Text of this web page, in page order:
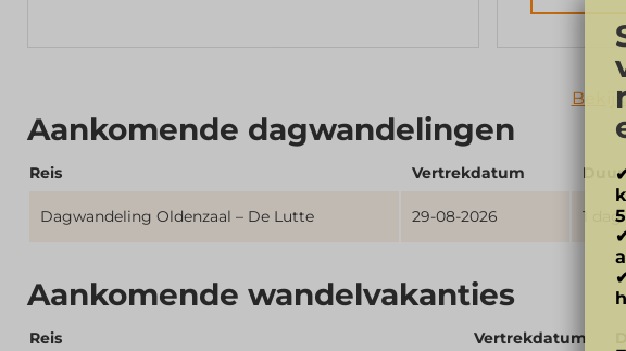
Aankomende dagwandelingen
Reis Vertrekdatum Duur
Dagwandeling Oldenzaal – De Lutte 29-08-2026 1 dag
Aankomende wandelvakanties
Reis Vertrekdatum